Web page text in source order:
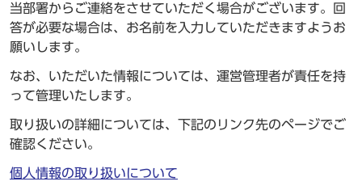
当部署からご連絡をさせていただく場合がございます。回
答が必要な場合は、お名前を入力していただきますようお
願いします。
なお、いただいた情報については、運営管理者が責任を持
って管理いたします。
取り扱いの詳細については、下記のリンク先のページでご
確認ください。
個人情報の取り扱いについて